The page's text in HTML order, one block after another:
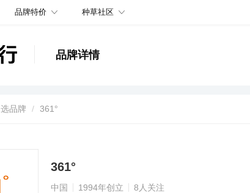
品牌特价 种草社区
品牌详情
选品牌 361°
361°
中国 1994年创立 8 人关注